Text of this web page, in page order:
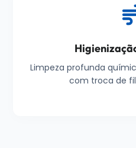
Limpeza profunda
com troca de